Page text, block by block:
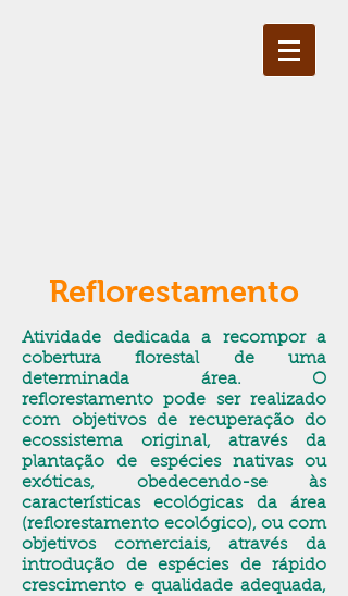
Reflorestamento
Atividade dedicada a recompor a
cobertura florestal de uma
determinada área. O
reflorestamento pode ser realizado
com objetivos de recuperação do
ecossistema original, através da
plantação de espécies nativas ou
exóticas, obedecendo-se às
características ecológicas da área
(reflorestamento ecológico), ou com
objetivos comerciais, através da
introdução de espécies de rápido
crescimento e qualidade adequada,